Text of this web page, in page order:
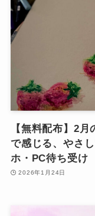
【無料配布】2
で感じる、やさ
ホ・PC待ち受け
2026年1月24日